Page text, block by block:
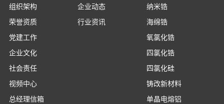
组织架构
荣誉资质
党建工作
企业文化
社会责任
视频中心
总经理信箱
企业动态
行业资讯
纳米锆
海绵锆
氧氯化锆
四氯化锆
四氯化硅
铸改新材料
单晶电熔铝